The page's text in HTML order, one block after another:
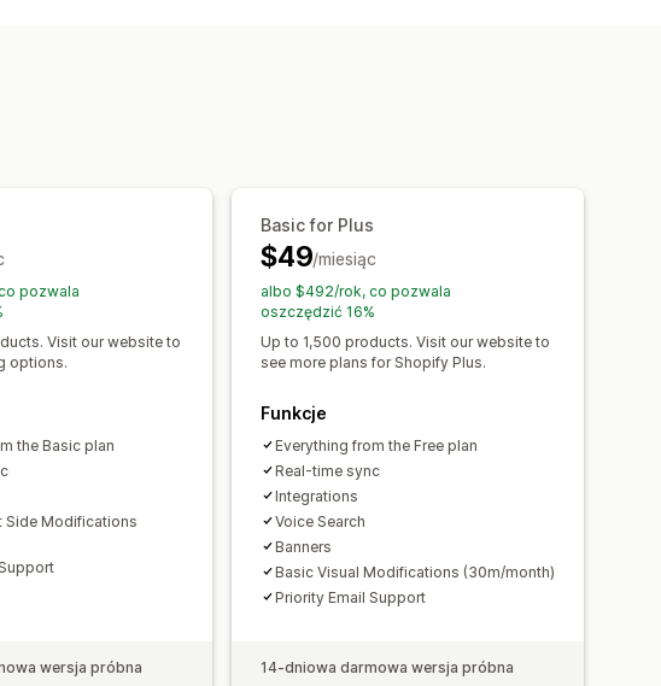
mobilnych
Niestandardowy CSS
wyświetlania
Niestandardowe filtry
Sortowanie
zachowań Hasła wyszukiwania
pozwala
Visit our website to
options.
the Basic plan
Side Modifications
wersja próbna
Basic for Plus
$49/miesiąc
albo $492/rok, co pozwala
oszczędzić 16%
Up to 1,500 products. Visit our website to
see more plans for Shopify Plus.
Funkcje
Everything from the Free plan
Real-time sync
Integrations
Voice Search
Banners
Basic Visual Modifications (30m/month)
Priority Email Support
14-dniowa darmowa wersja próbna